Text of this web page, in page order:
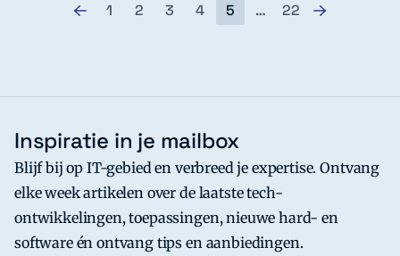
1 2 3 4 5 … 22
Inspiratie in je mailbox
Blijf bij op IT-gebied en verbreed je expertise. Ontvang
elke week artikelen over de laatste tech-
ontwikkelingen, toepassingen, nieuwe hard- en
software én ontvang tips en aanbiedingen.